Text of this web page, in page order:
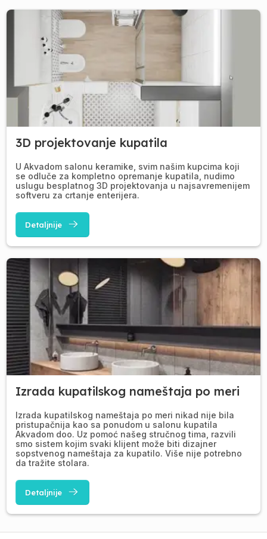
3D projektovanje kupatila
U Akvadom salonu keramike, svim našim kupcima koji
se odluče za kompletno opremanje kupatila, nudimo
uslugu besplatnog 3D projektovanja u najsavremenijem
softveru za crtanje enterijera.
Detaljnije
Izrada kupatilskog nameštaja po meri
Izrada kupatilskog nameštaja po meri nikad nije bila
pristupačnija kao sa ponudom u salonu kupatila
Akvadom doo. Uz pomoć našeg stručnog tima, razvili
smo sistem kojim svaki klijent može biti dizajner
sopstvenog nameštaja za kupatilo. Više nije potrebno
da tražite stolara.
Detaljnije